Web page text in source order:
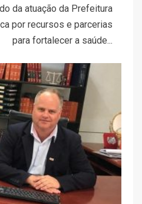
da atuação da Prefeitura
por recursos e parcerias
para fortalecer a saúde...